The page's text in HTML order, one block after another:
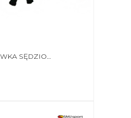
CHORĄGIEWKA SĘDZIOWSKA SELECT 2SZT